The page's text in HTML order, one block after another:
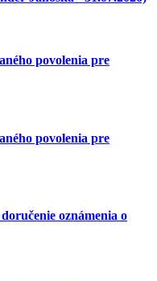
povolenia pre
povolenia pre
oznámenia o